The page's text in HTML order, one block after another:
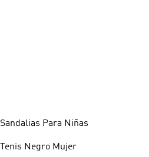
Sandalias Para Niñas
Tenis Negro Mujer